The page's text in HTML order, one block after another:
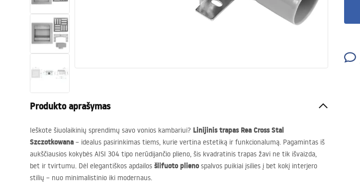
Vonios maišytuvai
Vonios dušai
Produkto aprašymas
Ieškote šiuolaikinių sprendimų savo vonios kambariui? Linijinis trapas Rea Cross Stal
Szczotkowana – idealus pasirinkimas tiems, kurie vertina estetiką ir funkcionalumą. Pagamintas iš
aukščiausios kokybės AISI 304 tipo nerūdijančio plieno, šis kvadratinis trapas žavi ne tik išvaizda,
bet ir tvirtumu. Dėl elegantiškos apdailos šlifuoto plienospalvos puikiai įsilies į bet kokį interjero
stilių – nuo minimalistinio iki modernaus.